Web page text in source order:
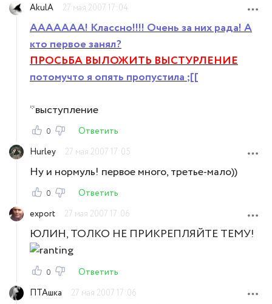
AkulA
27 мая 2007 17:04
ААААААА! Классно!!!! Очень за них рада! А
кто первое занял?
ПРОСЬБА ВЫЛОЖИТЬ ВЫСТУРЛЕНИЕ
потомучто я опять пропустила ;[[
*выступление
0
Ответить
Hurley
27 мая 2007 17:05
Ну и нормуль! первое много, третье-мало))
0
Ответить
export
27 мая 2007 17:06
ЮЛИН, ТОЛКО НЕ ПРИКРЕПЛЯЙТЕ ТЕМУ!
0
Ответить
ПТАшка
27 мая 2007 17:06